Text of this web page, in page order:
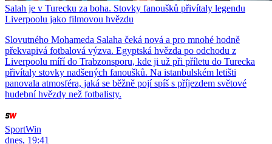
Salah je v Turecku za boha. Stovky fanoušků přivítaly legendu
Liverpoolu jako filmovou hvězdu
Slovutného Mohameda Salaha čeká nová a pro mnohé hodně
překvapivá fotbalová výzva. Egyptská hvězda po odchodu z
Liverpoolu míří do Trabzonsporu, kde ji už při příletu do Turecka
přivítaly stovky nadšených fanoušků. Na istanbulském letišti
panovala atmosféra, jaká se běžně pojí spíš s příjezdem světové
hudební hvězdy než fotbalisty.
SportWin
dnes, 19:41